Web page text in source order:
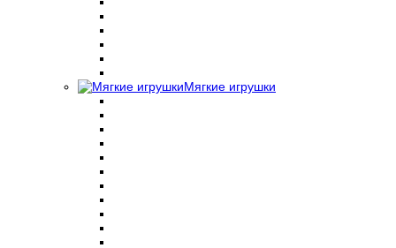
Мягкие игрушки